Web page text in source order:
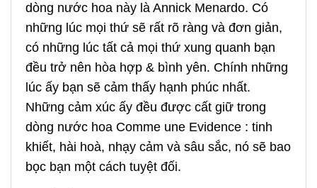
dòng nước hoa này là Annick Menardo. Có
những lúc mọi thứ sẽ rất rõ ràng và đơn giản,
có những lúc tất cả mọi thứ xung quanh bạn
đều trở nên hòa hợp & bình yên. Chính những
lúc ấy bạn sẽ cảm thấy hạnh phúc nhất.
Những cảm xúc ấy đều được cất giữ trong
dòng nước hoa Comme une Evidence : tinh
khiết, hài hoà, nhạy cảm và sâu sắc, nó sẽ bao
bọc bạn một cách tuyệt đối.